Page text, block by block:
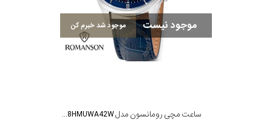
موجود نیست موجود شد خبرم کن
ساعت مچی رومانسون مدل CB9A08HMUWA42W